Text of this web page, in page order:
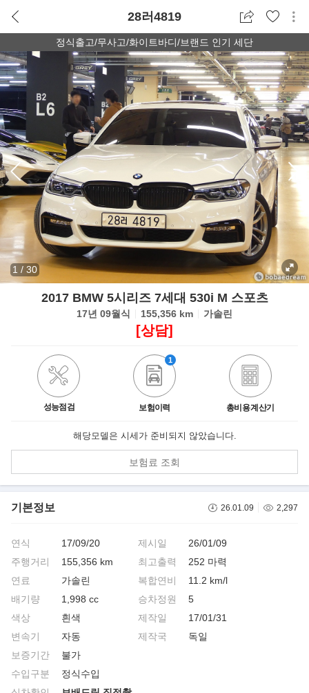
28러4819
정식출고/무사고/화이트바디/브랜드 인기 세단
1 / 30
2017 BMW 5시리즈 7세대 530i M 스포츠
17년 09월식 155,356 km 가솔린
[상담]
성능점검 보험이력
1
총비용 계산기
해당모델은 시세가 준비되지 않았습니다.
보험료 조회
기본정보 26.01.09 2,297
연식
17/09/20
주행거리
155,356 km
연료
가솔린
배기량
1,998 cc
색상
흰색
변속기
자동
보증기간
불가
수입구분
정식수입
제시일
26/01/09
최고출력
252 마력
복합연비
11.2 km/l
승차정원
5
제작일
17/01/31
제작국
독일